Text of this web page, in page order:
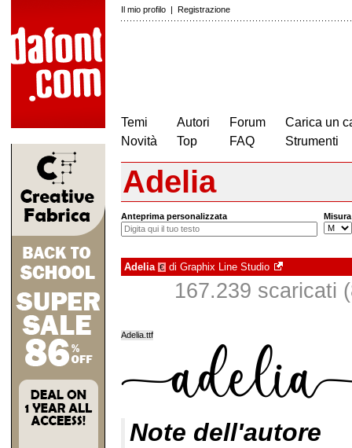
Il mio profilo | Registrazione
Temi
Novità
Autori
Top
Forum
FAQ
Carica un
Strumenti
Adelia
Anteprima personalizzata Misura
Adelia € di Graphix Line Studio
167.239 scaricati
Adelia.ttf
Note dell'autore